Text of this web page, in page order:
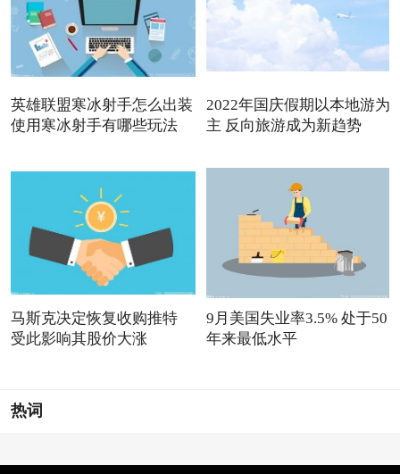
英雄联盟寒冰射手怎么出装
使用寒冰射手有哪些玩法
2022年国庆假期以本地游为
主 反向旅游成为新趋势
马斯克决定恢复收购推特
受此影响其股价大涨
9月美国失业率3.5% 处于50
年来最低水平
热词